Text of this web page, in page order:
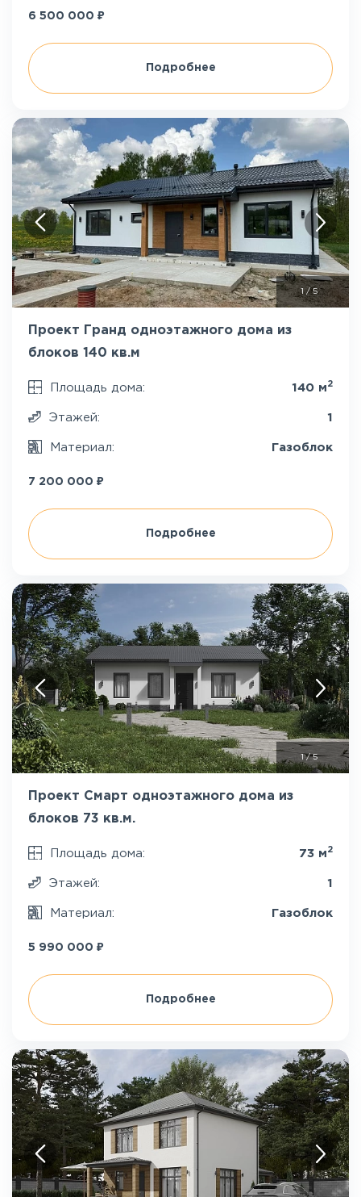
6 500 000 ₽
Подробнее
1 /5
Проект Гранд одноэтажного дома из
блоков 140 кв.м
Площадь дома: 140 м 2
Этажей: 1
Материал: Газоблок
7 200 000 ₽
Подробнее
/5
Проект Смарт одноэтажного дома из
блоков 73 кв.м.
Площадь дома: 73 м 2
Этажей: 1
Материал: Газоблок
5 990 000 ₽
Подробнее